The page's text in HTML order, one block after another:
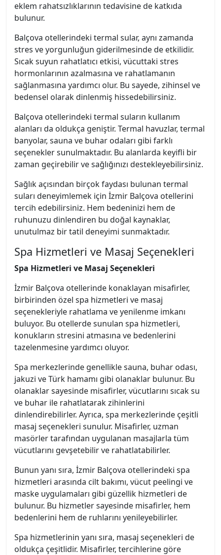
eklem rahatsızlıklarının tedavisine de katkıda
bulunur.
Balçova otellerindeki termal sular, aynı zamanda
stres ve yorgunluğun giderilmesinde de etkilidir.
Sıcak suyun rahatlatıcı etkisi, vücuttaki stres
hormonlarının azalmasına ve rahatlamanın
sağlanmasına yardımcı olur. Bu sayede, zihinsel ve
bedensel olarak dinlenmiş hissedebilirsiniz.
Balçova otellerindeki termal suların kullanım
alanları da oldukça geniştir. Termal havuzlar, termal
banyolar, sauna ve buhar odaları gibi farklı
seçenekler sunulmaktadır. Bu alanlarda keyifli bir
zaman geçirebilir ve sağlığınızı destekleyebilirsiniz.
Sağlık açısından birçok faydası bulunan termal
suları deneyimlemek için İzmir Balçova otellerini
tercih edebilirsiniz. Hem bedeninizi hem de
ruhunuzu dinlendiren bu doğal kaynaklar,
unutulmaz bir tatil deneyimi sunmaktadır.
Spa Hizmetleri ve Masaj Seçenekleri
Spa Hizmetleri ve Masaj Seçenekleri
İzmir Balçova otellerinde konaklayan misafirler,
birbirinden özel spa hizmetleri ve masaj
seçenekleriyle rahatlama ve yenilenme imkanı
buluyor. Bu otellerde sunulan spa hizmetleri,
konukların stresini atmasına ve bedenlerini
tazelenmesine yardımcı oluyor.
Spa merkezlerinde genellikle sauna, buhar odası,
jakuzi ve Türk hamamı gibi olanaklar bulunur. Bu
olanaklar sayesinde misafirler, vücutlarını sıcak su
ve buhar ile rahatlatarak zihinlerini
dinlendirebilirler. Ayrıca, spa merkezlerinde çeşitli
masaj seçenekleri sunulur. Misafirler, uzman
masörler tarafından uygulanan masajlarla tüm
vücutlarını gevşetebilir ve rahatlatabilirler.
Bunun yanı sıra, İzmir Balçova otellerindeki spa
hizmetleri arasında cilt bakımı, vücut peelingi ve
maske uygulamaları gibi güzellik hizmetleri de
bulunur. Bu hizmetler sayesinde misafirler, hem
bedenlerini hem de ruhlarını yenileyebilirler.
Spa hizmetlerinin yanı sıra, masaj seçenekleri de
oldukça çeşitlidir. Misafirler, tercihlerine göre